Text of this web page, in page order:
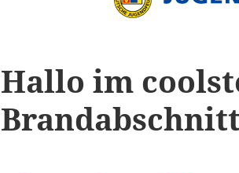
Hallo im
Brandabschnitt